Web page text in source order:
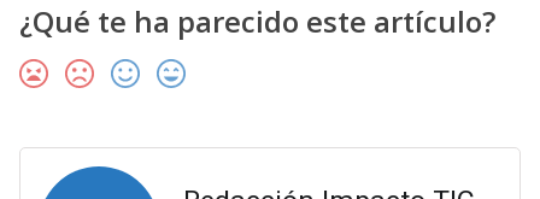
¿Qué te ha parecido este artículo?